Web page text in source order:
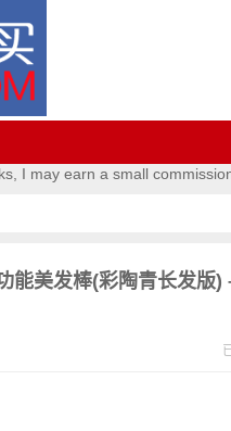
I may earn a small
美发棒(彩陶青长发版)